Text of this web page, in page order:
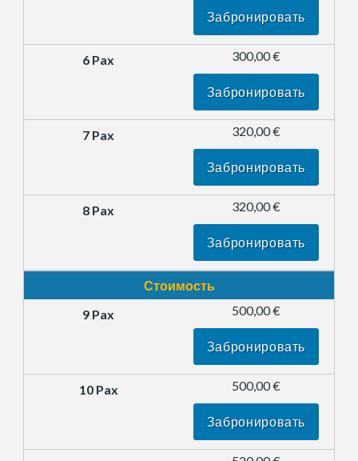
Забронировать
300,00 €
Забронировать
320,00 €
Забронировать
320,00 €
Забронировать
Стоимость
500,00 €
Забронировать
500,00 €
Забронировать